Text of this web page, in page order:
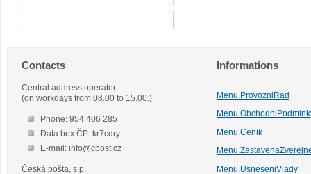
Contacts
Central address operator
(on workdays from 08.00 to 15.00.)
Phone: 954 406 285
Data box ČP: kr7cdry
E-mail: info@cpost.cz
Česká pošta, s.p.
Informations
Menu.ProvozniRad
Menu.Cenik
Menu.UsneseniVlady